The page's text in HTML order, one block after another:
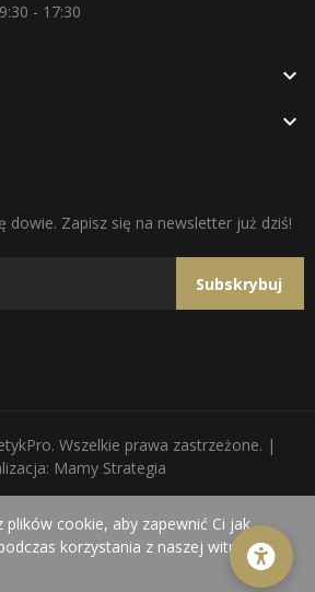
0
- 17:30


dowie. Zapisz się na newsletter już dziś!
Subskrybuj
Wszelkie prawa zastrzeżone. |
Mamy Strategia
cookie, aby zapewnić Ci jak
korzystania z naszej witryny.